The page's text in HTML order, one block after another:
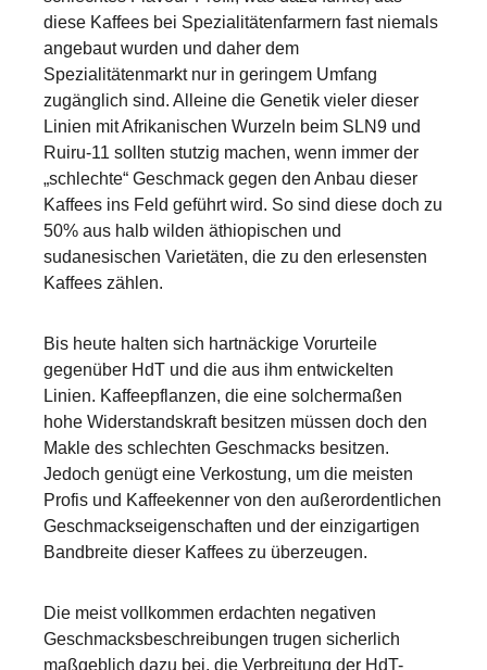
diese Kaffees bei Spezialitätenfarmern fast niemals
angebaut wurden und daher dem
Spezialitätenmarkt nur in geringem Umfang
zugänglich sind. Alleine die Genetik vieler dieser
Linien mit Afrikanischen Wurzeln beim SLN9 und
Ruiru-11 sollten stutzig machen, wenn immer der
„schlechte“ Geschmack gegen den Anbau dieser
Kaffees ins Feld geführt wird. So sind diese doch zu
50% aus halb wilden äthiopischen und
sudanesischen Varietäten, die zu den erlesensten
Kaffees zählen.
Bis heute halten sich hartnäckige Vorurteile
gegenüber HdT und die aus ihm entwickelten
Linien. Kaffeepflanzen, die eine solchermaßen
hohe Widerstandskraft besitzen müssen doch den
Makle des schlechten Geschmacks besitzen.
Jedoch genügt eine Verkostung, um die meisten
Profis und Kaffeekenner von den außerordentlichen
Geschmackseigenschaften und der einzigartigen
Bandbreite dieser Kaffees zu überzeugen.
Die meist vollkommen erdachten negativen
Geschmacksbeschreibungen trugen sicherlich
maßgeblich dazu bei, die Verbreitung der HdT-